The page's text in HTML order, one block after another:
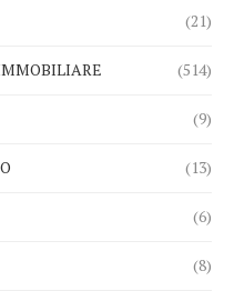
(21)
(514)
(9)
(13)
(6)
(8)